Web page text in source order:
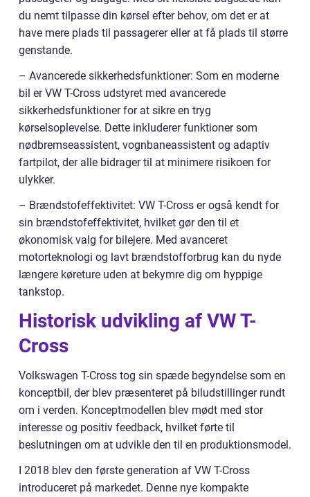
du nemt tilpasse din kørsel efter behov, om det er at
have mere plads til passagerer eller at få plads til større
genstande.
– Avancerede sikkerhedsfunktioner: Som en moderne
bil er VW T-Cross udstyret med avancerede
sikkerhedsfunktioner for at sikre en tryg
kørselsoplevelse. Dette inkluderer funktioner som
nødbremseassistent, vognbaneassistent og adaptiv
fartpilot, der alle bidrager til at minimere risikoen for
ulykker.
– Brændstofeffektivitet: VW T-Cross er også kendt for
sin brændstofeffektivitet, hvilket gør den til et
økonomisk valg for bilejere. Med avanceret
motorteknologi og lavt brændstofforbrug kan du nyde
længere køreture uden at bekymre dig om hyppige
tankstop.
Historisk udvikling af VW T-
Cross
Volkswagen T-Cross tog sin spæde begyndelse som en
konceptbil, der blev præsenteret på biludstillinger rundt
om i verden. Konceptmodellen blev mødt med stor
interesse og positiv feedback, hvilket førte til
beslutningen om at udvikle den til en produktionsmodel.
I 2018 blev den første generation af VW T-Cross
introduceret på markedet. Denne nye kompakte